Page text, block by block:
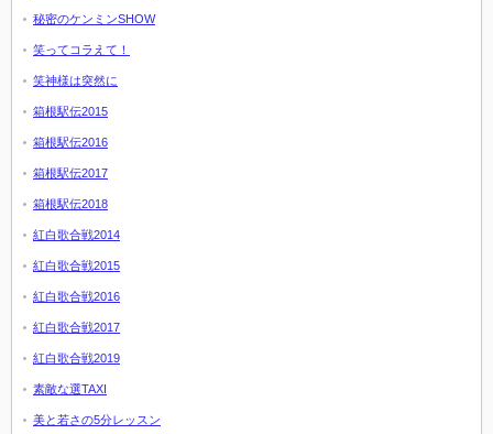
秘密のケンミンSHOW
笑ってコラえて！
笑神様は突然に
箱根駅伝2015
箱根駅伝2016
箱根駅伝2017
箱根駅伝2018
紅白歌合戦2014
紅白歌合戦2015
紅白歌合戦2016
紅白歌合戦2017
紅白歌合戦2019
素敵な選TAXI
美と若さの5分レッスン